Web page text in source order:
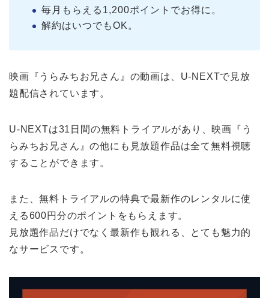
毎月もらえる1,200ポイントでお得に。
解約はいつでもOK。
映画『うらみちお兄さん』の動画は、U-NEXTで見放
題配信されています。
U-NEXTは31日間の無料トライアルがあり、映画『う
らみちお兄さん』の他にも見放題作品は全て無料視聴
することができます。
また、無料トライアルの特典で最新作のレンタルに使
える600円分のポイントをもらえます。
見放題作品だけでなく最新作も観れる、とても魅力的
なサービスです。